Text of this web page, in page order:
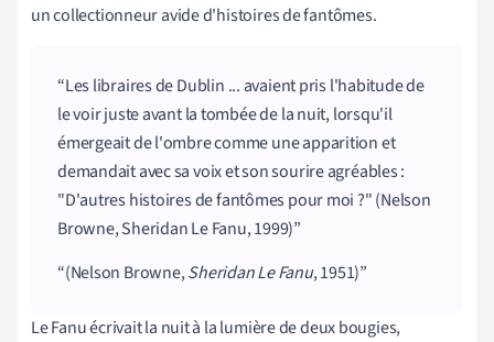
un collectionneur avide d'histoires de fantômes.
Les libraires de Dublin ... avaient pris l'habitude de
le voir juste avant la tombée de la nuit, lorsqu'il
émergeait de l'ombre comme une apparition et
demandait avec sa voix et son sourire agréables:
"D'autres histoires de fantômes pour moi ?"(Nelson
Browne, Sheridan Le Fanu, 1999)
(Nelson Browne,Sheridan Le Fanu, 1951)
Le Fanu écrivait la nuit à la lumière de deux bougies,